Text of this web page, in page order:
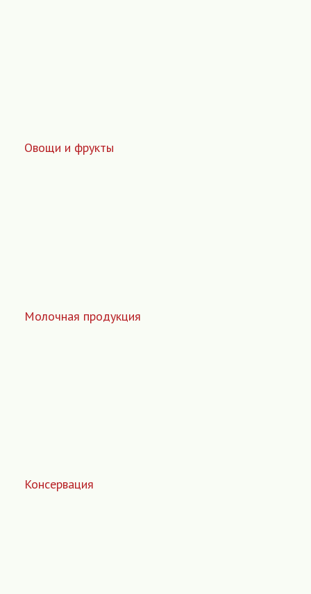
Овощи и фрукты
Молочная продукция
Консервация